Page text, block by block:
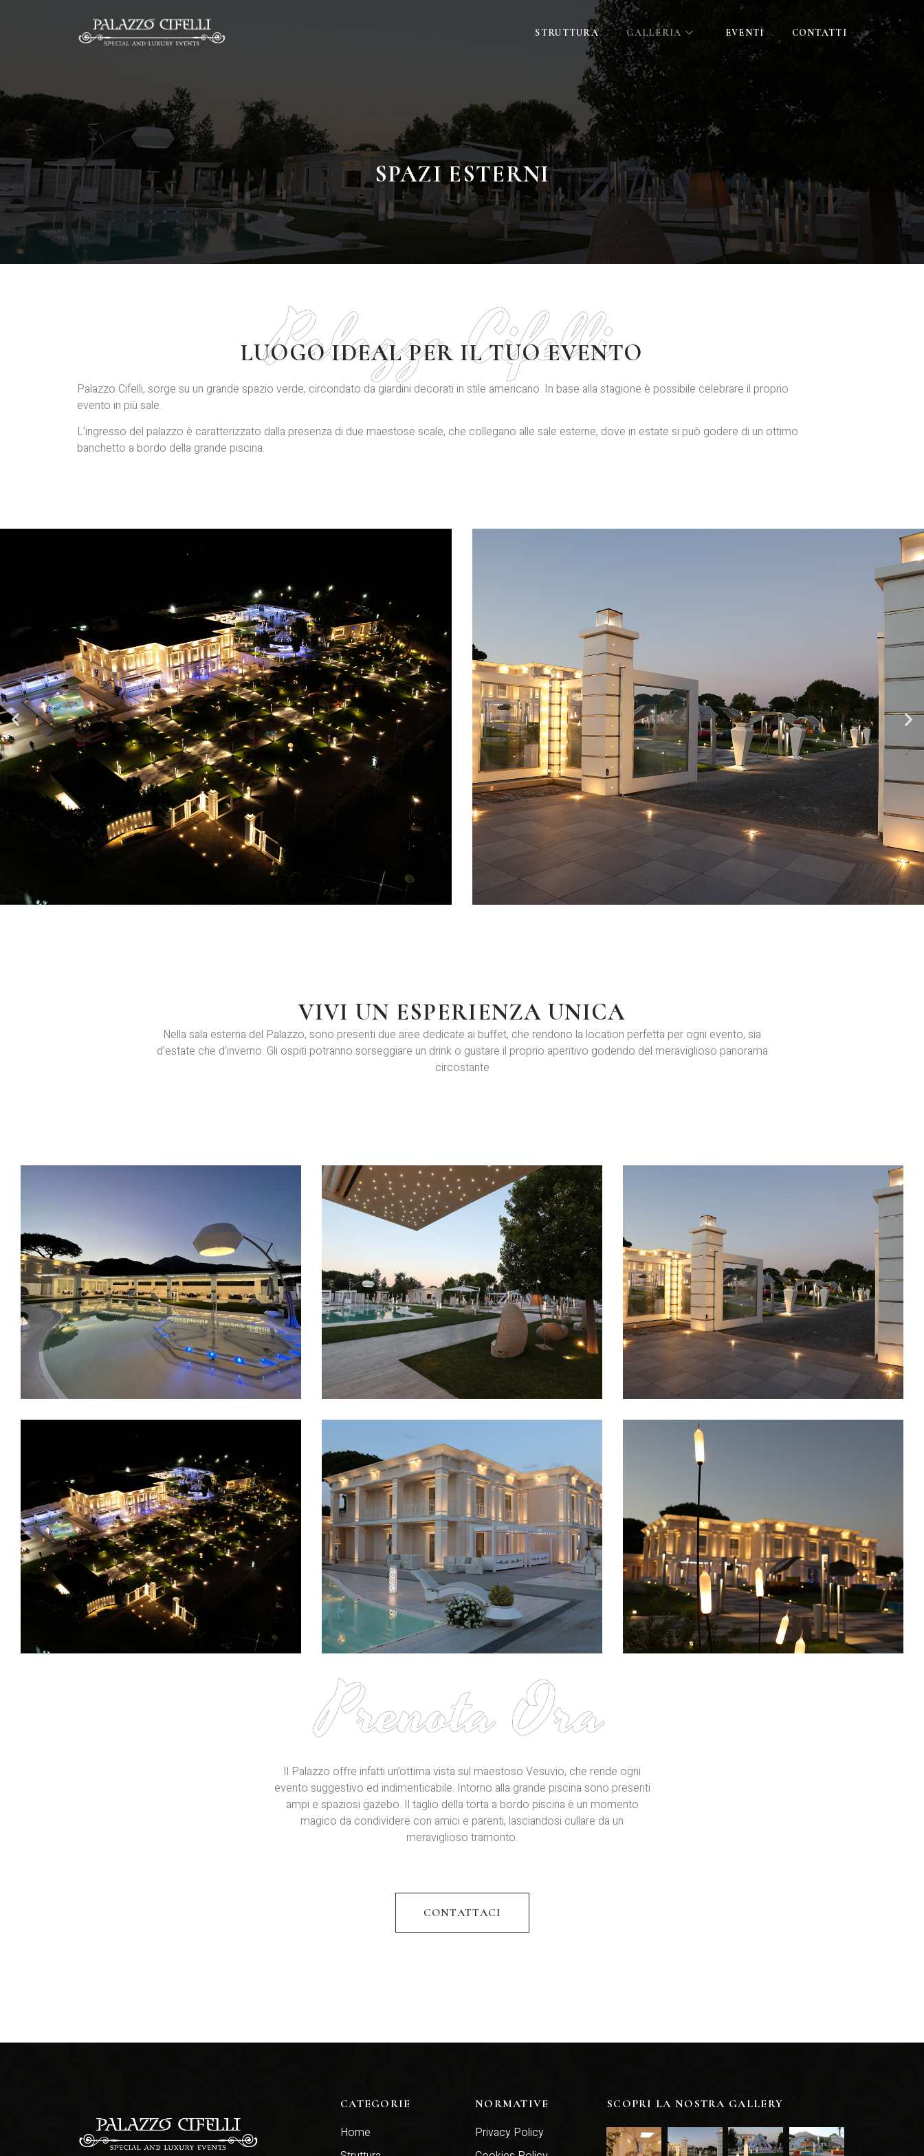
STRUTTURA GALLERIA EVENTI CONTATTI
SPAZI ESTERNI
LUOGO IDEAL PER IL TUO EVENTO
Palazzo Cifelli
Palazzo Cifelli, sorge su un grande spazio verde, circondato da giardini decorati in stile americano. In base alla stagione è possibile celebrare il proprio
evento in più sale.
L’ingresso del palazzo è caratterizzato dalla presenza di due maestose scale, che collegano alle sale esterne, dove in estate si può godere di un ottimo
banchetto a bordo della grande piscina.
VIVI UN ESPERIENZA UNICA
Nella sala esterna del Palazzo, sono presenti due aree dedicate ai buffet, che rendono la location perfetta per ogni evento, sia
d’estate che d’inverno. Gli ospiti potranno sorseggiare un drink o gustare il proprio aperitivo godendo del meraviglioso panorama
circostante
Prenota Ora
Il Palazzo offre infatti un’ottima vista sul maestoso Vesuvio, che rende ogni
evento suggestivo ed indimenticabile. Intorno alla grande piscina sono presenti
ampi e spaziosi gazebo. Il taglio della torta a bordo piscina è un momento
magico da condividere con amici e parenti, lasciandosi cullare da un
meraviglioso tramonto.
CONTATTACI
CATEGORIE
Home
NORMATIVE
Privacy Policy
SCOPRI LA NOSTRA GALLERY